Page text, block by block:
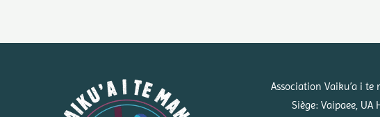
Association Vaiku’a i
Siège: Vaipaee, UA